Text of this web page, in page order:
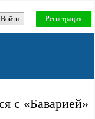
Войти Регистрация
с «Баварией»